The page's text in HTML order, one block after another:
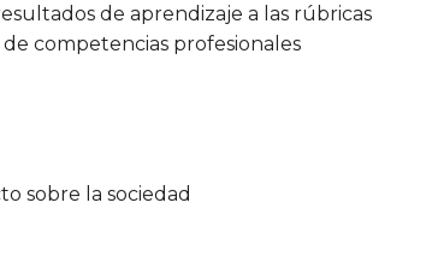
de aprendizaje a las rúbricas
competencias profesionales
sobre la sociedad